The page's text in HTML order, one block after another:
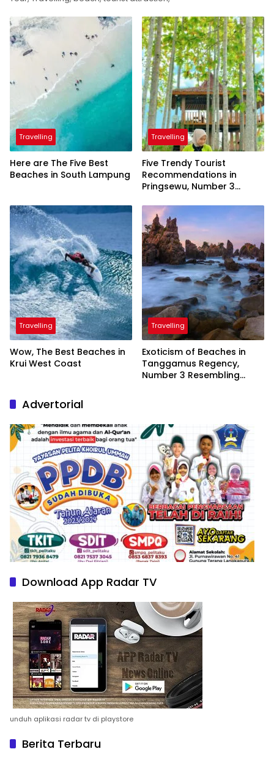
Travelling
Here are The Five Best
Beaches in South Lampung
Travelling
Five Trendy Tourist
Recommendations in
Pringsewu, Number 3
President
Travelling
Wow, The Best Beaches in
Krui West Coast
Travelling
Exoticism of Beaches in
Tanggamus Regency,
Number 3 Resembling
Advertorial
Download App Radar TV
unduh aplikasi radar tv di playstore
Berita Terbaru